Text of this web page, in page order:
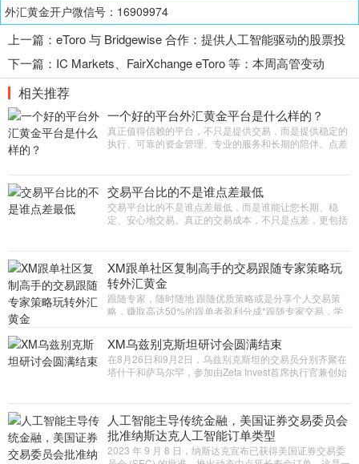
外汇黄金开户微信号：16909974
上一篇： eToro 与 Bridgewise 合作：提供人工智能驱动的股票投
资组合
下一篇： IC Markets、FairXchange eToro 等：本周高管变动
相关推荐
一个好的平台外汇黄金平台是什么样的？
真正值得信赖的平台，不只是提供交易，而是提供稳定的
执行、可靠的资金管理、专业的服务和长期的陪伴。点差
交易平台比的不是谁点差最低
交易平台比的不是谁点差最低，而是谁能让您长期、稳
定、安心地交易。真正的交易成本，不只是点差，更包括
XM跟单社区复制高手的交易跟随专家策略玩
转外汇黄金
跟随专家，随时随地 跟随优质策略或是分享个人交易策
略，赚取高达50%的跟单者盈利分成*跟随专家交易，学
专家交易头寸，或分享个人
XM乌兹别克斯坦研讨会圆满结束
在8月26日和9月2日，乌兹别克斯坦的交易员分别齐聚在
塔什干和萨马尔罕，参加由Zeta Invest首席执行官兼创始
人工智能主导传统金融，美国证券交易委员会
批准纳斯达克人工智能订单类型
2023 年 9 月 8 日，纳斯达克宣布已获得美国证券交易委